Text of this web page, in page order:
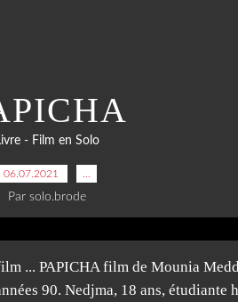
- Film en Solo
06.07.2021
Par solo.brode
... PAPICHA film de Mounia
90. Nedjma, 18 ans, étudiante